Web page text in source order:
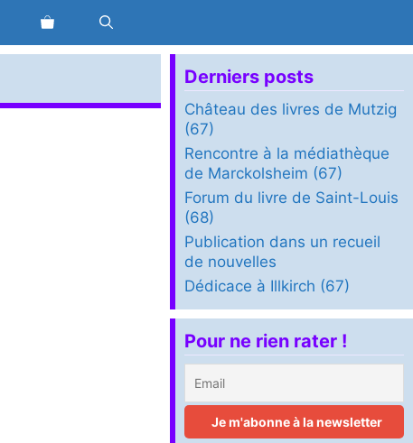
Derniers posts
Château des livres de Mutzig
(67)
Rencontre à la médiathèque
de Marckolsheim (67)
Forum du livre de Saint-Louis
(68)
Publication dans un recueil
de nouvelles
Dédicace à Illkirch (67)
Pour ne rien rater !